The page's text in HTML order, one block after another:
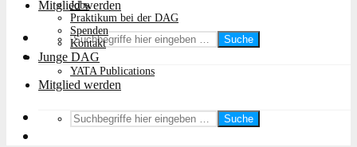
Mitglied werden
Suche
Jobs
Praktikum bei der DAG
Spenden
Kontakt
Junge DAG
YATA Publications
Mitglied werden
Suche